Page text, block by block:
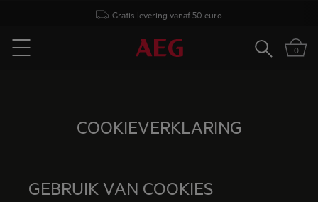
Gratis levering vanaf 50 euro
Menu
Zoeken0
COOKIEVERKLARING
GEBRUIK VAN COOKIES